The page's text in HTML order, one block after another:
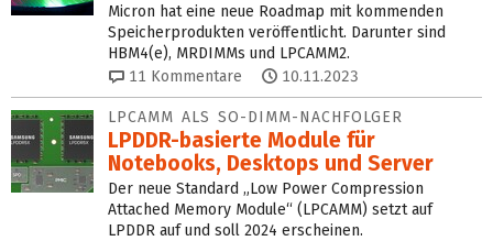
Micron hat eine neue Roadmap mit kommenden
Speicherprodukten veröffentlicht. Darunter sind
HBM4(e), MRDIMMs und LPCAMM2.
11 Kommentare 10.11.2023
LPCAMM ALS SO-DIMM-NACHFOLGER
LPDDR-basierte Module für
Notebooks, Desktops und Server
Der neue Standard „Low Power Compression
Attached Memory Module“ (LPCAMM) setzt auf
LPDDR auf und soll 2024 erscheinen.